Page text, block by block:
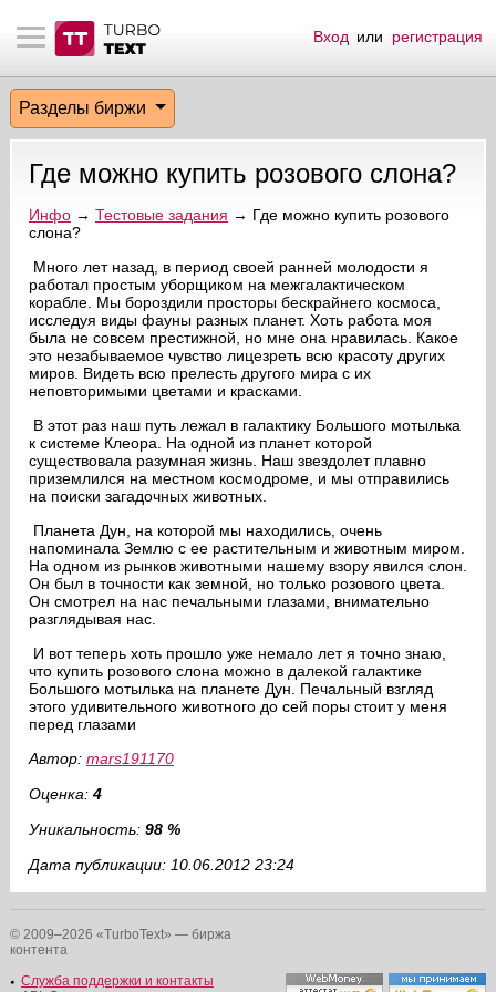
материалы
биржи
пользователи
эфир
на сайте
пользователей
сообщения
по форуму
Вход или регистрация
Разделы биржи
Где можно купить розового слона?
Инфо→ Тестовые задания → Где можно купить розового
слона?
Много лет назад, в период своей ранней молодости я
работал простым уборщиком на межгалактическом
корабле. Мы бороздили просторы бескрайнего космоса,
исследуя виды фауны разных планет. Хоть работа моя
была не совсем престижной, но мне она нравилась. Какое
это незабываемое чувство лицезреть всю красоту других
миров. Видеть всю прелесть другого мира с их
неповторимыми цветами и красками.
В этот раз наш путь лежал в галактику Большого мотылька
к системе Клеора. На одной из планет которой
существовала разумная жизнь. Наш звездолет плавно
приземлился на местном космодроме, и мы отправились
на поиски загадочных животных.
Планета Дун, на которой мы находились, очень
напоминала Землю с ее растительным и животным миром.
На одном из рынков животными нашему взору явился слон.
Он был в точности как земной, но только розового цвета.
Он смотрел на нас печальными глазами, внимательно
разглядывая нас.
И вот теперь хоть прошло уже немало лет я точно знаю,
что купить розового слона можно в далекой галактике
Большого мотылька на планете Дун. Печальный взгляд
этого удивительного животного до сей поры стоит у меня
перед глазами
Автор: mars191170
Оценка: 4
Уникальность: 98 %
Дата публикации: 10.06.2012 23:24
© 2009–2026 «TurboText» — биржа
контента
Служба поддержки и контакты